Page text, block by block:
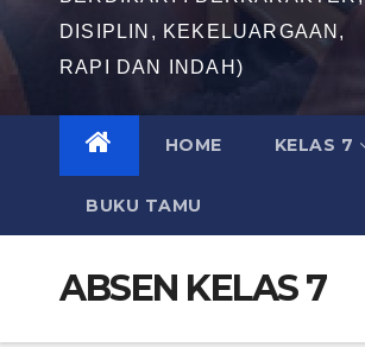
DISIPLIN, KEKELUARGAAN,
RAPI DAN INDAH)
HOME KELAS 7
BUKU TAMU
ABSEN KELAS 7